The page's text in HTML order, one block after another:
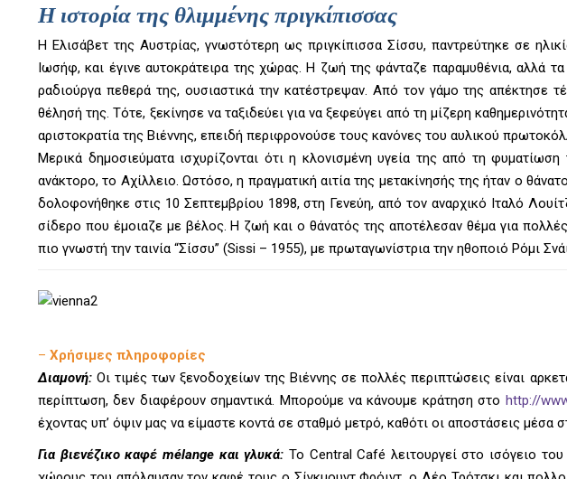
Η ιστορία της θλιμμένης πριγκίπισσας
H Ελισάβετ της Αυστρίας, γνωστότερη ως πριγκίπισσα Σίσσυ, παντρεύτηκε σε
Ιωσήφ, και έγινε αυτοκράτειρα της χώρας. Η ζωή της φάνταζε παραμυθένια, αλλά
ραδιούργα πεθερά της, ουσιαστικά την κατέστρεψαν. Από τον γάμο της απέκτησε
θέλησή της. Τότε, ξεκίνησε να ταξιδεύει για να ξεφεύγει από τη μίζερη
αριστοκρατία της Βιέννης, επειδή περιφρονούσε τους κανόνες του αυλικού
Μερικά δημοσιεύματα ισχυρίζονται ότι η κλονισμένη υγεία της από τη
ανάκτορο, το Αχίλλειο. Ωστόσο, η πραγματική αιτία της μετακίνησής της ήταν ο
δολοφονήθηκε στις 10 Σεπτεμβρίου 1898, στη Γενεύη, από τον αναρχικό Ιταλό
σίδερο που έμοιαζε με βέλος. Η ζωή και ο θάνατός της αποτέλεσαν θέμα για πολλές
πιο γνωστή την ταινία “Σίσσυ” (Sissi – 1955), με πρωταγωνίστρια την ηθοποιό Ρόμι
– Χρήσιμες πληροφορίες
Διαμονή: Οι τιμές των ξενοδοχείων της Βιέννης σε πολλές περιπτώσεις είναι
περίπτωση, δεν διαφέρουν σημαντικά. Μπορούμε να κάνουμε κράτηση στο http://
έχοντας υπ’ όψιν μας να είμαστε κοντά σε σταθμό μετρό, καθότι οι αποστάσεις μέσα
Για βιενέζικο καφέ mélange και γλυκά: Το Central Café λειτουργεί στο ισόγειο